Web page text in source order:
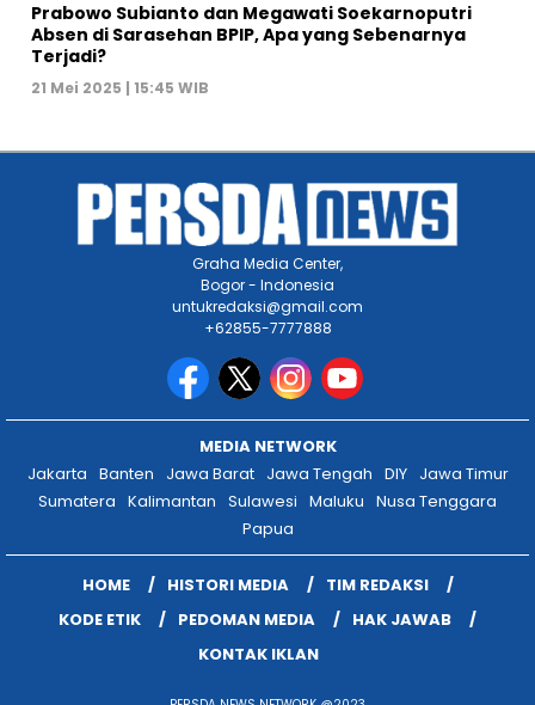
Prabowo Subianto dan Megawati Soekarnoputri
Absen di Sarasehan BPIP, Apa yang Sebenarnya
Terjadi?
21 Mei 2025 | 15:45 WIB
Graha Media Center,
Bogor - Indonesia
untukredaksi@gmail.com
+62855-7777888
MEDIA NETWORK
Jakarta Banten Jawa Barat Jawa Tengah DIY
Jawa Timur
Sumatera Kalimantan Sulawesi Maluku Nusa Tenggara
Papua
HOME HISTORI MEDIA
TIM REDAKSI
KODE ETIK
PEDOMAN MEDIA
HAK JAWAB
KONTAK IKLAN